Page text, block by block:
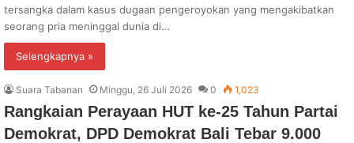
tersangka dalam kasus dugaan pengeroyokan yang mengakibatkan
seorang pria meninggal dunia di…
Selengkapnya »
Suara Tabanan Minggu, 26 Juli 2026 0 1,023
Rangkaian Perayaan HUT ke-25 Tahun Partai
Demokrat, DPD Demokrat Bali Tebar 9.000